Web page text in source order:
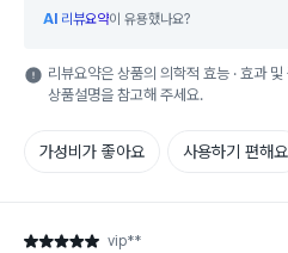
AI 리뷰요약이 유용했나요?
리뷰요약은 상품의 의학적 효능 · 효과
상품설명을 참고해 주세요.
가성비가 좋아요 사용하기 편해요
별점 5점 vip**